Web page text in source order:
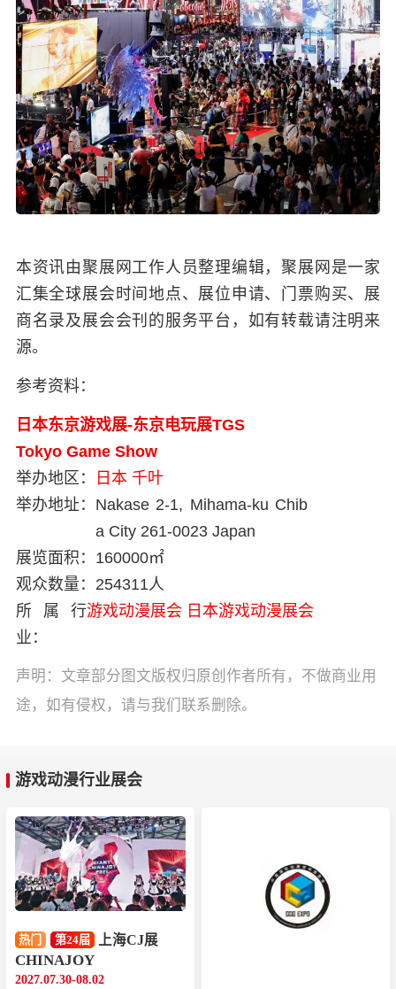
本资讯由聚展网工作人员整理编辑，聚展网是一家
汇集全球展会时间地点、展位申请、门票购买、展
商名录及展会会刊的服务平台，如有转载请注明来
源。
参考资料：
日本东京游戏展-东京电玩展TGS
Tokyo Game Show
举办地区：
日本 千叶
举办地址： Nakase 2-1, Mihama-ku Chib
a City 261-0023 Japan
展览面积： 160000㎡
观众数量： 254311人
所属行
业：
游戏动漫展会 日本游戏动漫展会
声明：文章部分图文版权归原创作者所有，不做商业用
途，如有侵权，请与我们联系删除。
游戏动漫行业展会
热门 第24届 上海CJ展
CHINAJOY
2027.07.30-08.02